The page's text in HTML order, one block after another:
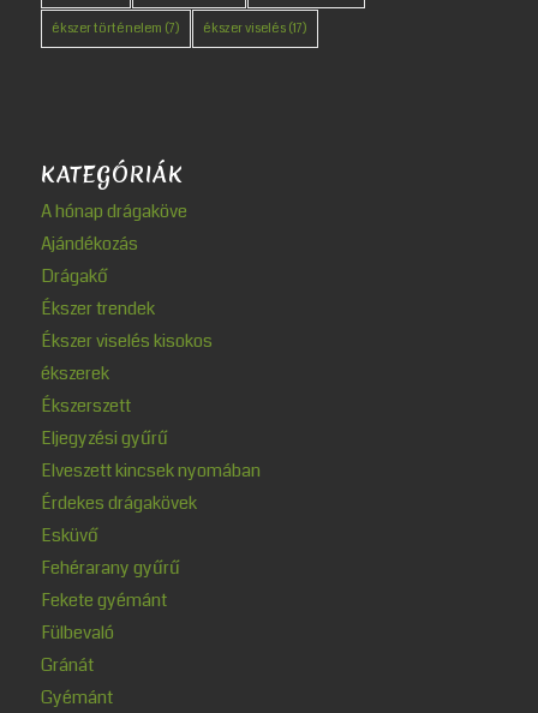
ékszer történelem (7) ékszer viselés(17)
KATEGÓRIÁK
A hónap drágaköve
Ajándékozás
Drágakő
Ékszer trendek
Ékszer viselés kisokos
ékszerek
Ékszerszett
Eljegyzési gyűrű
Elveszett kincsek nyomában
Érdekes drágakövek
Esküvő
Fehérarany gyűrű
Fekete gyémánt
Fülbevaló
Gránát
Gyémánt